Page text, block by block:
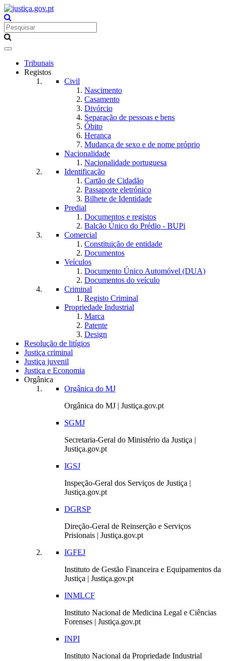
Toggle
navigationTribunais
Registos
Civil
Nascimento
Casamento
Divórcio
Separação de pessoas e bens
Óbito
Herança
Mudança de sexo e de nome próprio
Nacionalidade
Nacionalidade portuguesa
Identificação
Cartão de Cidadão
Passaporte eletrónico
Bilhete de Identidade
Predial
Documentos e registos
Balcão Único do Prédio - BUPi
Comercial
Constituição de entidade
Documentos
Veículos
Documento Único Automóvel (DUA)
Documentos do veículo
Criminal
Registo Criminal
Propriedade Industrial
Marca
Patente
Design
Resolução de litígios
Justiça criminal
Justiça juvenil
Justiça e Economia
Orgânica
Orgânica do MJ
Orgânica do MJ | Justiça.gov.pt
SGMJ
Secretaria-Geral do Ministério da Justiça |
Justiça.gov.pt
IGSJ
Inspeção-Geral dos Serviços de Justiça |
Justiça.gov.pt
DGRSP
Direção-Geral de Reinserção e Serviços
Prisionais | Justiça.gov.pt
IGFEJ
Instituto de Gestão Financeira e Equipamentos da
Justiça | Justiça.gov.pt
INMLCF
Instituto Nacional de Medicina Legal e Ciências
Forenses | Justiça.gov.pt
INPI
Instituto Nacional da Propriedade Industrial